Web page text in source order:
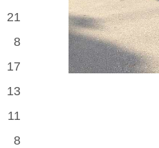
21
8
17
13
11
8